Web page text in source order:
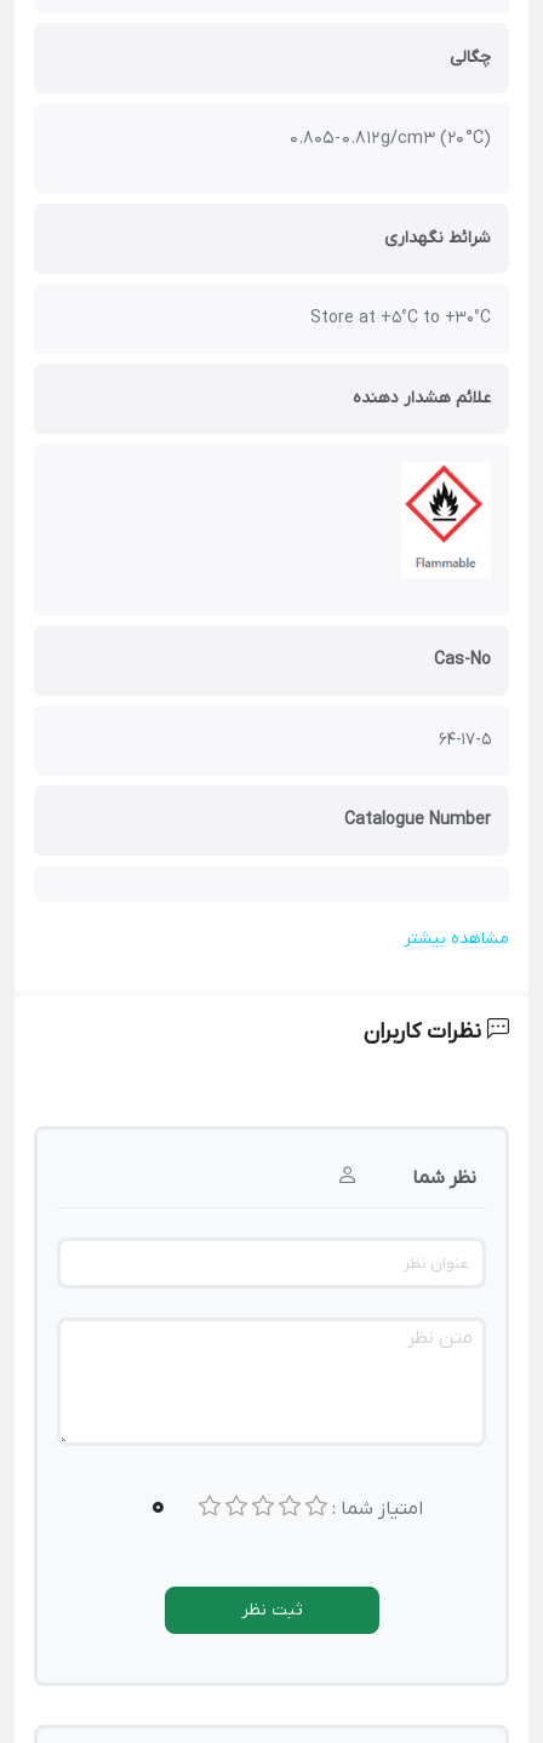
چگالی
0.805 - 0.812 g/cm3 (20 °C)
شرائط نگهداری
Store at +5°C to +30°C
علائم هشدار دهنده
Cas-No
64-17-5
Catalogue Number
مشاهده بیشتر
نظرات کاربران
نظر شما
امتیاز شما : 0
ثبت نظر